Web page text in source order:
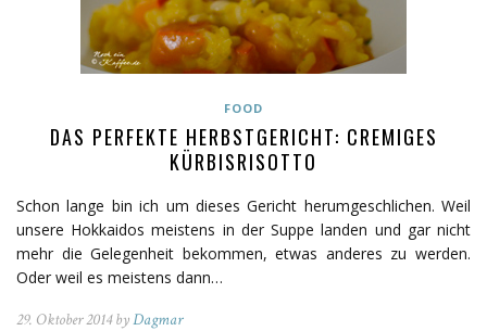
FOOD
DAS PERFEKTE HERBSTGERICHT: CREMIGES
KÜRBISRISOTTO
Schon lange bin ich um dieses Gericht herumgeschlichen. Weil
unsere Hokkaidos meistens in der Suppe landen und gar nicht
mehr die Gelegenheit bekommen, etwas anderes zu werden.
Oder weil es meistens dann…
29. Oktober 2014 byDagmar